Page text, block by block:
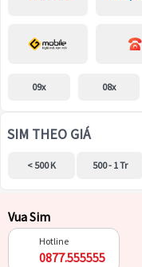
09x 08x
SIM THEO GIÁ
< 500 K 500 - 1 Tr
Vua Sim
Hotline
0877.555555